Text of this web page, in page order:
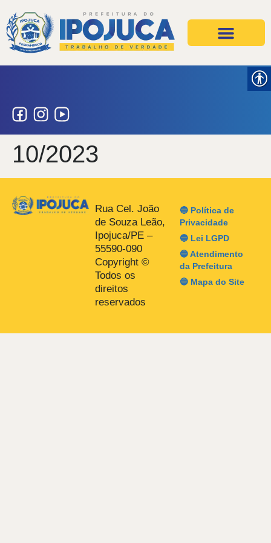
10/2023
Rua Cel. João
de Souza Leão,
Ipojuca/PE –
55590-090
Copyright ©
Todos os
direitos
reservados
🔵 Política de
Privacidade
🔵 Lei LGPD
🔵 Atendimento
da Prefeitura
🔵 Mapa do Site